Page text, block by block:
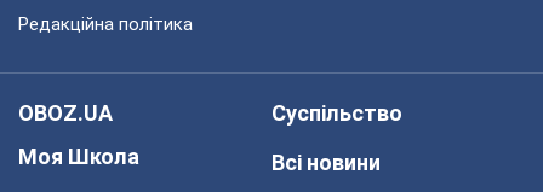
Редакційна політика
OBOZ.UA
Моя Школа
Суспільство
Всі новини